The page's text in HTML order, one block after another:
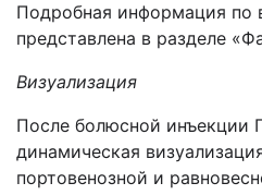
Подробная информация по
представлена в разделе
Визуализация
После болюсной инъекции
динамическая
портовенозной и